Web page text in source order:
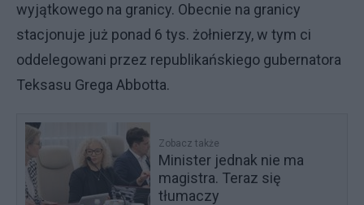
wyjątkowego na granicy. Obecnie na granicy
stacjonuje już ponad 6 tys. żołnierzy, w tym ci
oddelegowani przez republikańskiego gubernatora
Teksasu Grega Abbotta.
Zobacz także
Minister jednak nie ma
magistra. Teraz się
tłumaczy